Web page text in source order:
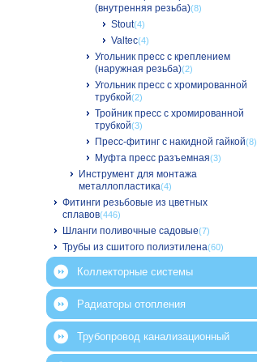
(внутренняя резьба)(8)
Stout(4)
Valtec(4)
Угольник пресс с креплением
(наружная резьба)(2)
Угольник пресс с хромированной
трубкой(2)
Тройник пресс с хромированной
трубкой(3)
Пресс-фитинг с накидной гайкой(8)
Муфта пресс разъемная(3)
Инструмент для монтажа
металлопластика(4)
Фитинги резьбовые из цветных
сплавов(446)
Шланги поливочные садовые(7)
Трубы из сшитого полиэтилена(60)
Коллекторные системы
Радиаторы отопления
Трубопровод канализационный